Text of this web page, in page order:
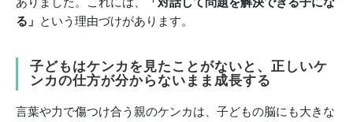
る」 という理由づけがあります。
子どもはケンカを見たことがないと、正しいケ
ンカの仕方が分からないまま成長する
言葉や力で傷つけ合う親のケンカは、子どもの脳にも大きな